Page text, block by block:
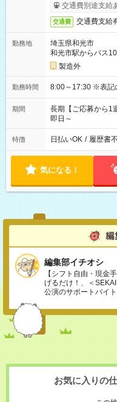
交通費別途支給
交通費 交通費支給
勤務地
埼玉県和光市
和光市駅からバス
製造外
勤務時間 8:00～
期間
長期【ご応募から1
即日～
特徴 日払いOK / 履歴書
気になる！
編集部イチオシ
【シフト自由・現金
げるだけ！、＜
公演のサポートバイ
お気に入りの